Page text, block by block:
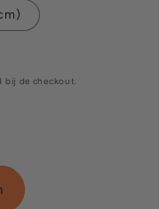
bij de checkout.